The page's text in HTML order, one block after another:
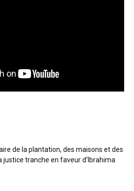
de la plantation, des maisons et des
justice tranche en faveur d’Ibrahima